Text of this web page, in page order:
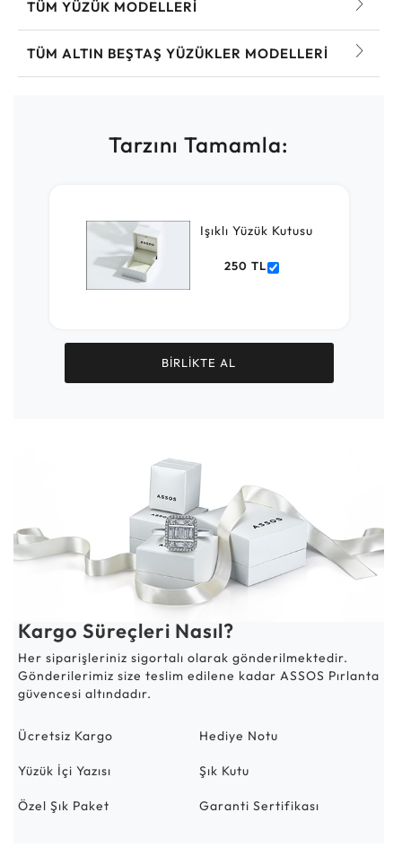
TÜM YÜZÜK MODELLERI
TÜM ALTIN BEŞTAŞ YÜZÜKLER MODELLERI
Tarzını Tamamla:
Işıklı Yüzük Kutusu
250 TL
BİRLİKTE AL
Kargo Süreçleri Nasıl?
Her siparişleriniz sigortalı olarak gönderilmektedir.
Gönderilerimiz size teslim edilene kadar ASSOS Pırlanta
güvencesi altındadır.
Ücretsiz Kargo Hediye Notu
Yüzük İçi Yazısı Şık Kutu
Özel Şık Paket Garanti Sertifikası